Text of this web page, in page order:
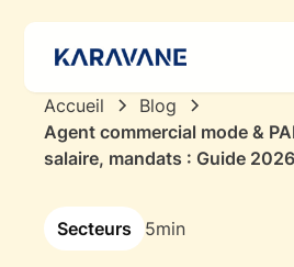
Accueil
Blog
Agent commercial mode &
salaire, mandats : Guide 2026
Secteurs 5min